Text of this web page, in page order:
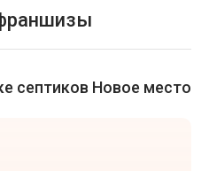
септиков Новое место